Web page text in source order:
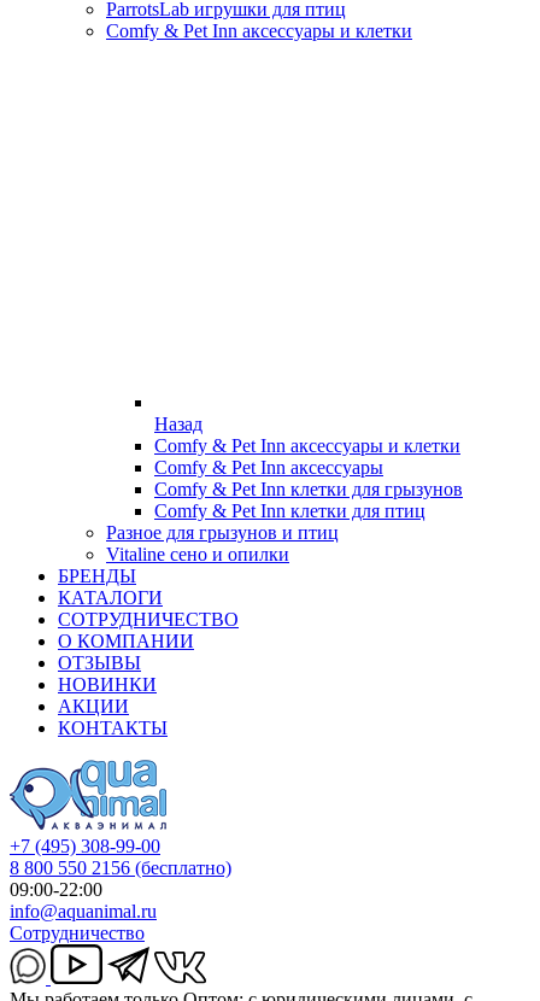
ParrotsLab игрушки для птиц
Comfy & Pet Inn аксессуары и клетки
Назад
Comfy & Pet Inn аксессуары и клетки
Comfy & Pet Inn аксессуары
Comfy & Pet Inn клетки для грызунов
Comfy & Pet Inn клетки для птиц
Разное для грызунов и птиц
Vitaline сено и опилки
БРЕНДЫ
КАТАЛОГИ
СОТРУДНИЧЕСТВО
О КОМПАНИИ
ОТЗЫВЫ
НОВИНКИ
АКЦИИ
КОНТАКТЫ
+7 (495) 308-99-00
8 800 550 2156 (бесплатно)
09:00-22:00
info@aquanimal.ru
Сотрудничество